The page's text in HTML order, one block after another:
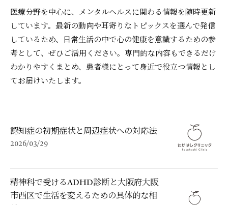
医療分野を中心に、メンタルヘルスに関わる情報を随時更新
しています。最新の動向や耳寄りなトピックスを選んで発信
しているため、日常生活の中で心の健康を意識するための参
考として、ぜひご活用ください。専門的な内容もできるだけ
わかりやすくまとめ、患者様にとって身近で役立つ情報とし
てお届けいたします。
認知症の初期症状と周辺症状への対応法
2026/03/29
精神科で受けるADHD診断と大阪府大阪
市西区で生活を変えるための具体的な相